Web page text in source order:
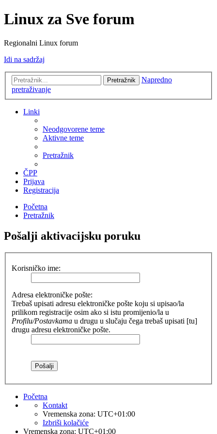
Linux za Sve forum
Regionalni Linux forum
Idi na sadržaj
Pretražnik
Napredno
pretraživanje
Linki
Neodgovorene teme
Aktivne teme
Pretražnik
ČPP
Prijava
Registracija
Početna
Pretražnik
Pošalji aktivacijsku poruku
Korisničko ime:
Adresa elektroničke pošte:
Trebaš upisati adresu elektroničke pošte koju si upisao/la
prilikom registracije osim ako si istu promijenio/la u
Profilu/Postavkama u drugu u slučaju čega trebaš upisati [tu]
drugu adresu elektroničke pošte.
Početna
Kontakt
Vremenska zona: UTC+01:00
Izbriši kolačiće
Vremenska zona: UTC+01:00